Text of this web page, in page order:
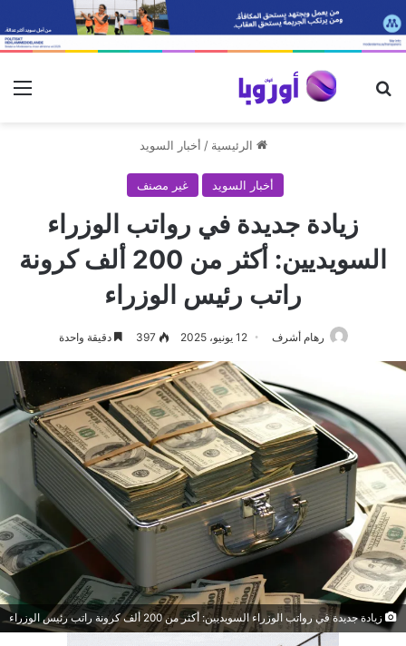
بحث عن
الرئيسية / أخبار السويد
أخبار السويد غير مصنف
زيادة جديدة في رواتب الوزراء
السويديين: أكثر من 200 ألف كرونة
راتب رئيس الوزراء
رهام أشرف 12 يونيو، 2025 397 دقيقة واحدة
زيادة جديدة في رواتب الوزراء السويديين: أكثر من 200 ألف كرونة راتب رئيس الوزراء